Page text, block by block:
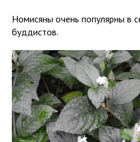
Номисяны очень популярны в
буддистов.